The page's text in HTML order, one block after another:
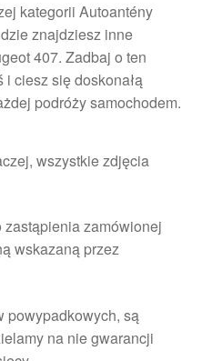
kategorii Autoantény
znajdziesz inne
407. Zadbaj o ten
ciesz się doskonałą
podróży samochodem.
wszystkie zdjęcia
zamówionej
wskazaną przez
powypadkowych, są
na nie gwarancji